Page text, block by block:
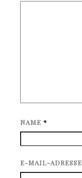
NAME *
E-MAIL-ADRESSE